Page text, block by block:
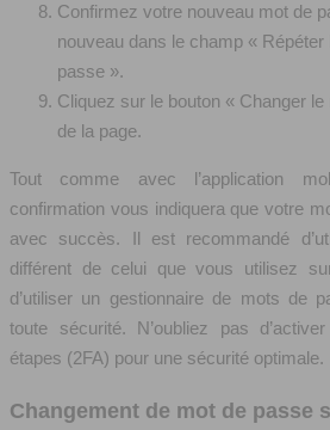
Confirmez votre nouveau mot de
nouveau dans le champ «
passe ».
Cliquez sur le bouton « Changer
de la page.
Tout comme avec l’application
confirmation vous indiquera que votre
avec succès. Il est recommandé
différent de celui que vous utilisez
d’utiliser un gestionnaire de mots de
toute sécurité. N’oubliez pas
étapes (2FA) pour une sécurité optimale.
Changement de mot de passe